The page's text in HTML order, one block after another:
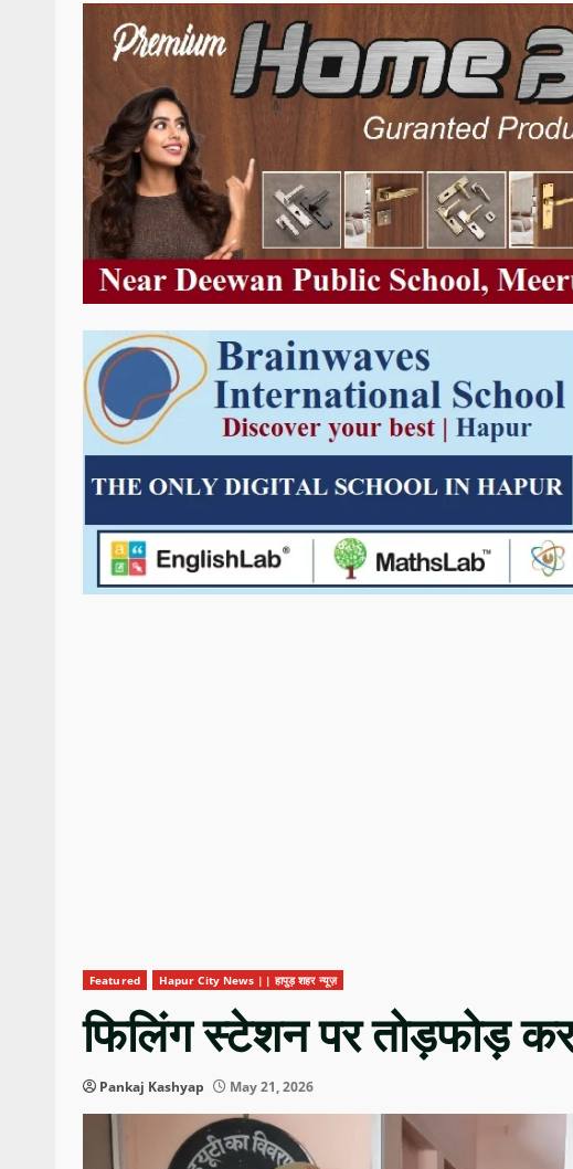
Featured Hapur City News || हापुड़ शहर न्यूज़
फिलिंग स्टेशन पर तोड़फोड़
Pankaj Kashyap May 21, 2026